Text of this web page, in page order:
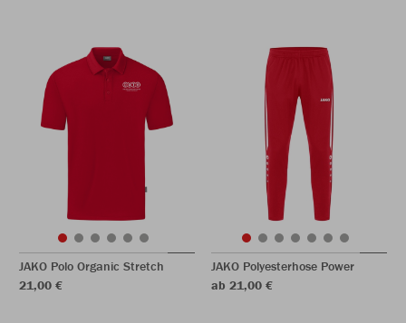
JAKO Polo Organic Stretch
21,00 €
JAKO Polyesterhose Power
ab 21,00 €